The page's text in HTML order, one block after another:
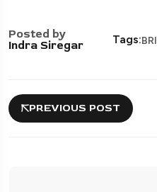
Posted by
Indra Siregar
Tags:BRI
PREVIOUS POST